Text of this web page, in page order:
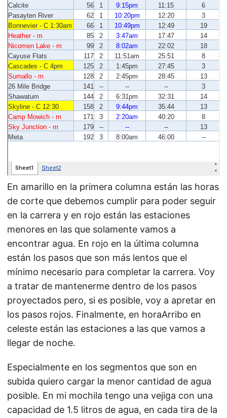
En amarillo en la primera columna están las horas
de corte que debemos cumplir para poder seguir
en la carrera y en rojo están las estaciones
menores en las que solamente vamos a
encontrar agua. En rojo en la última columna
están los pasos que son más lentos que el
mínimo necesario para completar la carrera. Voy
a tratar de mantenerme dentro de los pasos
proyectados pero, si es posible, voy a apretar en
los pasos rojos. Finalmente, en horaArribo en
celeste están las estaciones a las que vamos a
llegar de noche.
Especialmente en los segmentos que son en
subida quiero cargar la menor cantidad de agua
posible. En mi mochila tengo una vejiga con una
capacidad de 1.5 litros de agua, en cada tira de la